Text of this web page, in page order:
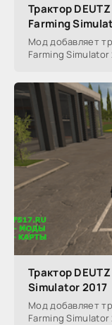
Трактор
Farming
Мод добавляет
Farming Simulator
Трактор
Simulator 2017
Мод добавляет
Farming Simulator